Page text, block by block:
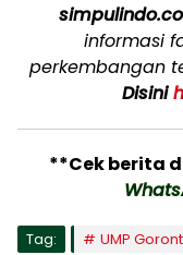
informasi
perkembangan
Disini
**Cek berita
Tag: UMP